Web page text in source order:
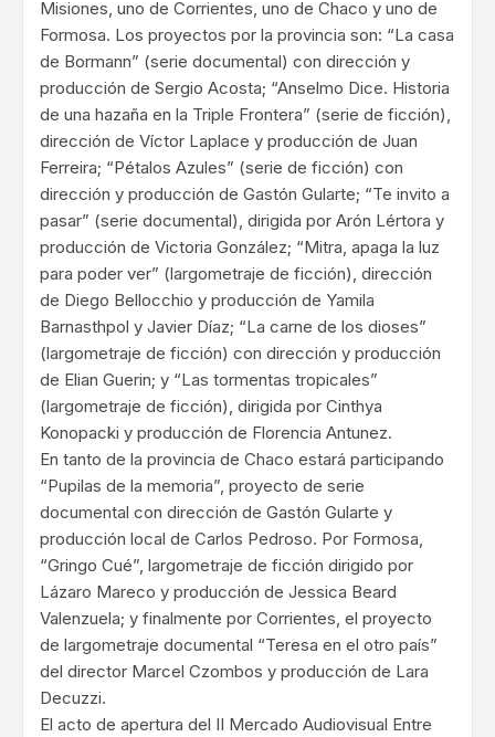
Misiones, uno de Corrientes, uno de Chaco y uno de
Formosa. Los proyectos por la provincia son: “La casa
de Bormann” (serie documental) con dirección y
producción de Sergio Acosta; “Anselmo Dice. Historia
de una hazaña en la Triple Frontera” (serie de ficción),
dirección de Víctor Laplace y producción de Juan
Ferreira; “Pétalos Azules” (serie de ficción) con
dirección y producción de Gastón Gularte; “Te invito a
pasar” (serie documental), dirigida por Arón Lértora y
producción de Victoria González; “Mitra, apaga la luz
para poder ver” (largometraje de ficción), dirección
de Diego Bellocchio y producción de Yamila
Barnasthpol y Javier Díaz; “La carne de los dioses”
(largometraje de ficción) con dirección y producción
de Elian Guerin; y “Las tormentas tropicales”
(largometraje de ficción), dirigida por Cinthya
Konopacki y producción de Florencia Antunez.
En tanto de la provincia de Chaco estará participando
“Pupilas de la memoria”, proyecto de serie
documental con dirección de Gastón Gularte y
producción local de Carlos Pedroso. Por Formosa,
“Gringo Cué”, largometraje de ficción dirigido por
Lázaro Mareco y producción de Jessica Beard
Valenzuela; y finalmente por Corrientes, el proyecto
de largometraje documental “Teresa en el otro país”
del director Marcel Czombos y producción de Lara
Decuzzi.
El acto de apertura del II Mercado Audiovisual Entre